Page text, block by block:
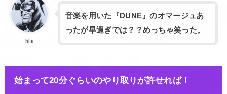
his
音楽を用いた『DUNE』のオマージュあ
ったが早過ぎでは？？めっちゃ笑った。
始まって20分ぐらいのやり取りが許せれば！